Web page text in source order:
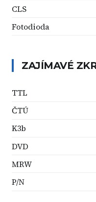
CLS
Fotodioda
ZAJÍMAVÉ
TTL
ČTÚ
K3b
DVD
MRW
P/N